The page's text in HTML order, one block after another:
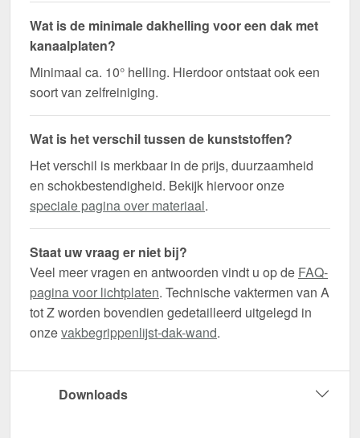
Wat is de minimale dakhelling voor een dak met
kanaalplaten?
Minimaal ca. 10° helling. Hierdoor ontstaat ook een
soort van zelfreiniging.
Wat is het verschil tussen de kunststoffen?
Het verschil is merkbaar in de prijs, duurzaamheid
en schokbestendigheid. Bekijk hiervoor onze
speciale pagina over materiaal.
Staat uw vraag er niet bij?
Veel meer vragen en antwoorden vindt u op de FAQ-
pagina voor lichtplaten. Technische vaktermen van A
tot Z worden bovendien gedetailleerd uitgelegd in
onzevakbegrippenlijst-dak-wand.
Downloads